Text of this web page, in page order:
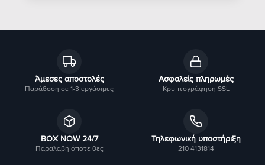
Άμεσες αποστολές
Παράδοση σε 1-3 εργάσιμες
Ασφαλείς πληρωμές
Κρυπτογράφηση SSL
BOX NOW 24/7
Παραλαβή όποτε θες
Τηλεφωνική υποστήριξη
210 4131814